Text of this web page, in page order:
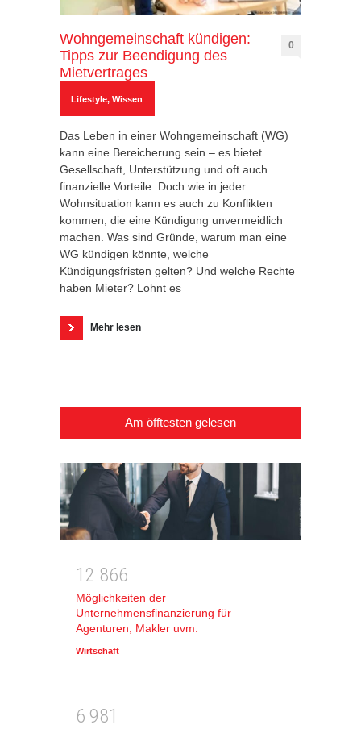
Wohngemeinschaft kündigen:
Tipps zur Beendigung des
Mietvertrages
0
Lifestyle, Wissen
Das Leben in einer Wohngemeinschaft (WG)
kann eine Bereicherung sein – es bietet
Gesellschaft, Unterstützung und oft auch
finanzielle Vorteile. Doch wie in jeder
Wohnsituation kann es auch zu Konflikten
kommen, die eine Kündigung unvermeidlich
machen. Was sind Gründe, warum man eine
WG kündigen könnte, welche
Kündigungsfristen gelten? Und welche Rechte
haben Mieter? Lohnt es
Mehr lesen
Am öfftesten gelesen
1 2 866
Möglichkeiten der
Unternehmensfinanzierung für
Agenturen, Makler uvm.
Wirtschaft
6 981